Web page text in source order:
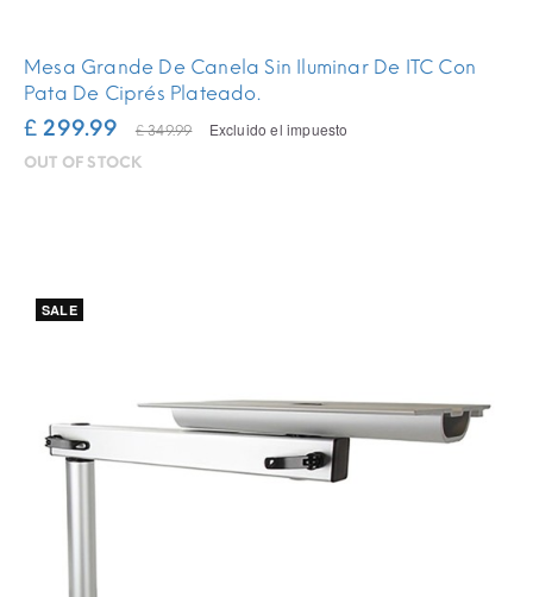
Mesa Grande De Canela Sin Iluminar De ITC Con
Pata De Ciprés Plateado.
£ 299.99 £ 349.99 Excluido el impuesto
OUT OF STOCK
SALE